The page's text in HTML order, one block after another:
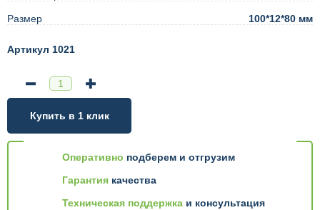
Размер 100*12*80 мм
Артикул 1021
Оперативно подберем и отгрузим
Гарантия качества
Техническая поддержка и консультация
Купить в 1 клик